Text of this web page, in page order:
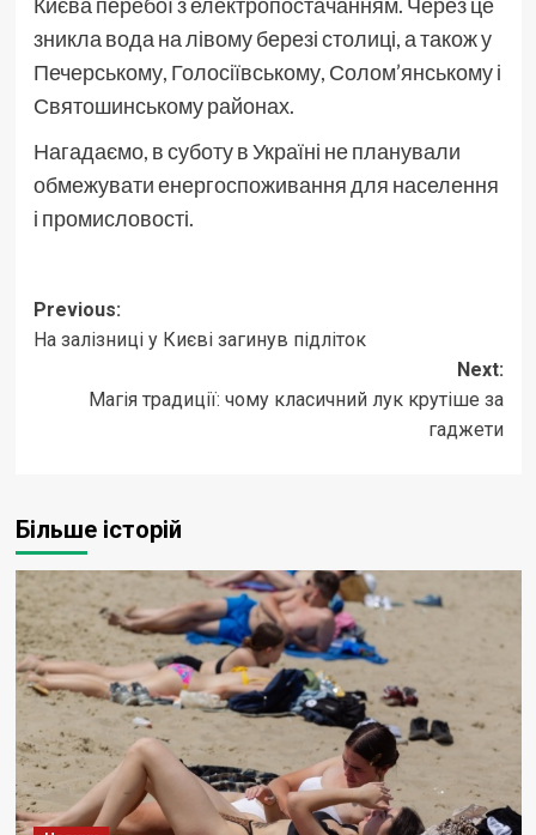
зникла вода на лівому березі столиці, а також у
Печерському, Голосіївському, Солом’янському і
Святошинському районах.
Нагадаємо, в суботу в Україні не планували
обмежувати енергоспоживання для населення
і промисловості.
Post
navigation
Previous:
На залізниці у Києві загинув підліток
Next:
Магія традиції: чому класичний лук крутіше за
гаджети
Більше історій